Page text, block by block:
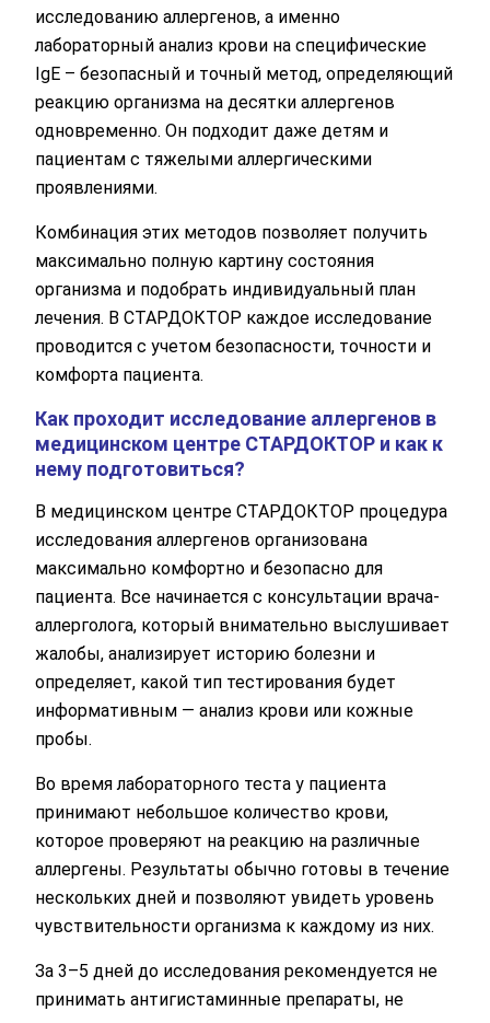
исследованию аллергенов, а именно
лабораторный анализ крови на специфические
IgE – безопасный и точный метод, определяющий
реакцию организма на десятки аллергенов
одновременно. Он подходит даже детям и
пациентам с тяжелыми аллергическими
проявлениями.
Комбинация этих методов позволяет получить
максимально полную картину состояния
организма и подобрать индивидуальный план
лечения. В СТАРДОКТОР каждое исследование
проводится с учетом безопасности, точности и
комфорта пациента.
Как проходит исследование аллергенов в
медицинском центре СТАРДОКТОР и как к
нему подготовиться?
В медицинском центре СТАРДОКТОР процедура
исследования аллергенов организована
максимально комфортно и безопасно для
пациента. Все начинается с консультации врача-
аллерголога, который внимательно выслушивает
жалобы, анализирует историю болезни и
определяет, какой тип тестирования будет
информативным — анализ крови или кожные
пробы.
Во время лабораторного теста у пациента
принимают небольшое количество крови,
которое проверяют на реакцию на различные
аллергены. Результаты обычно готовы в течение
нескольких дней и позволяют увидеть уровень
чувствительности организма к каждому из них.
За 3–5 дней до исследования рекомендуется не
принимать антигистаминные препараты, не
Оставьте ваши контактные
данные
Спасибо!
Мы получили ваше обращение.